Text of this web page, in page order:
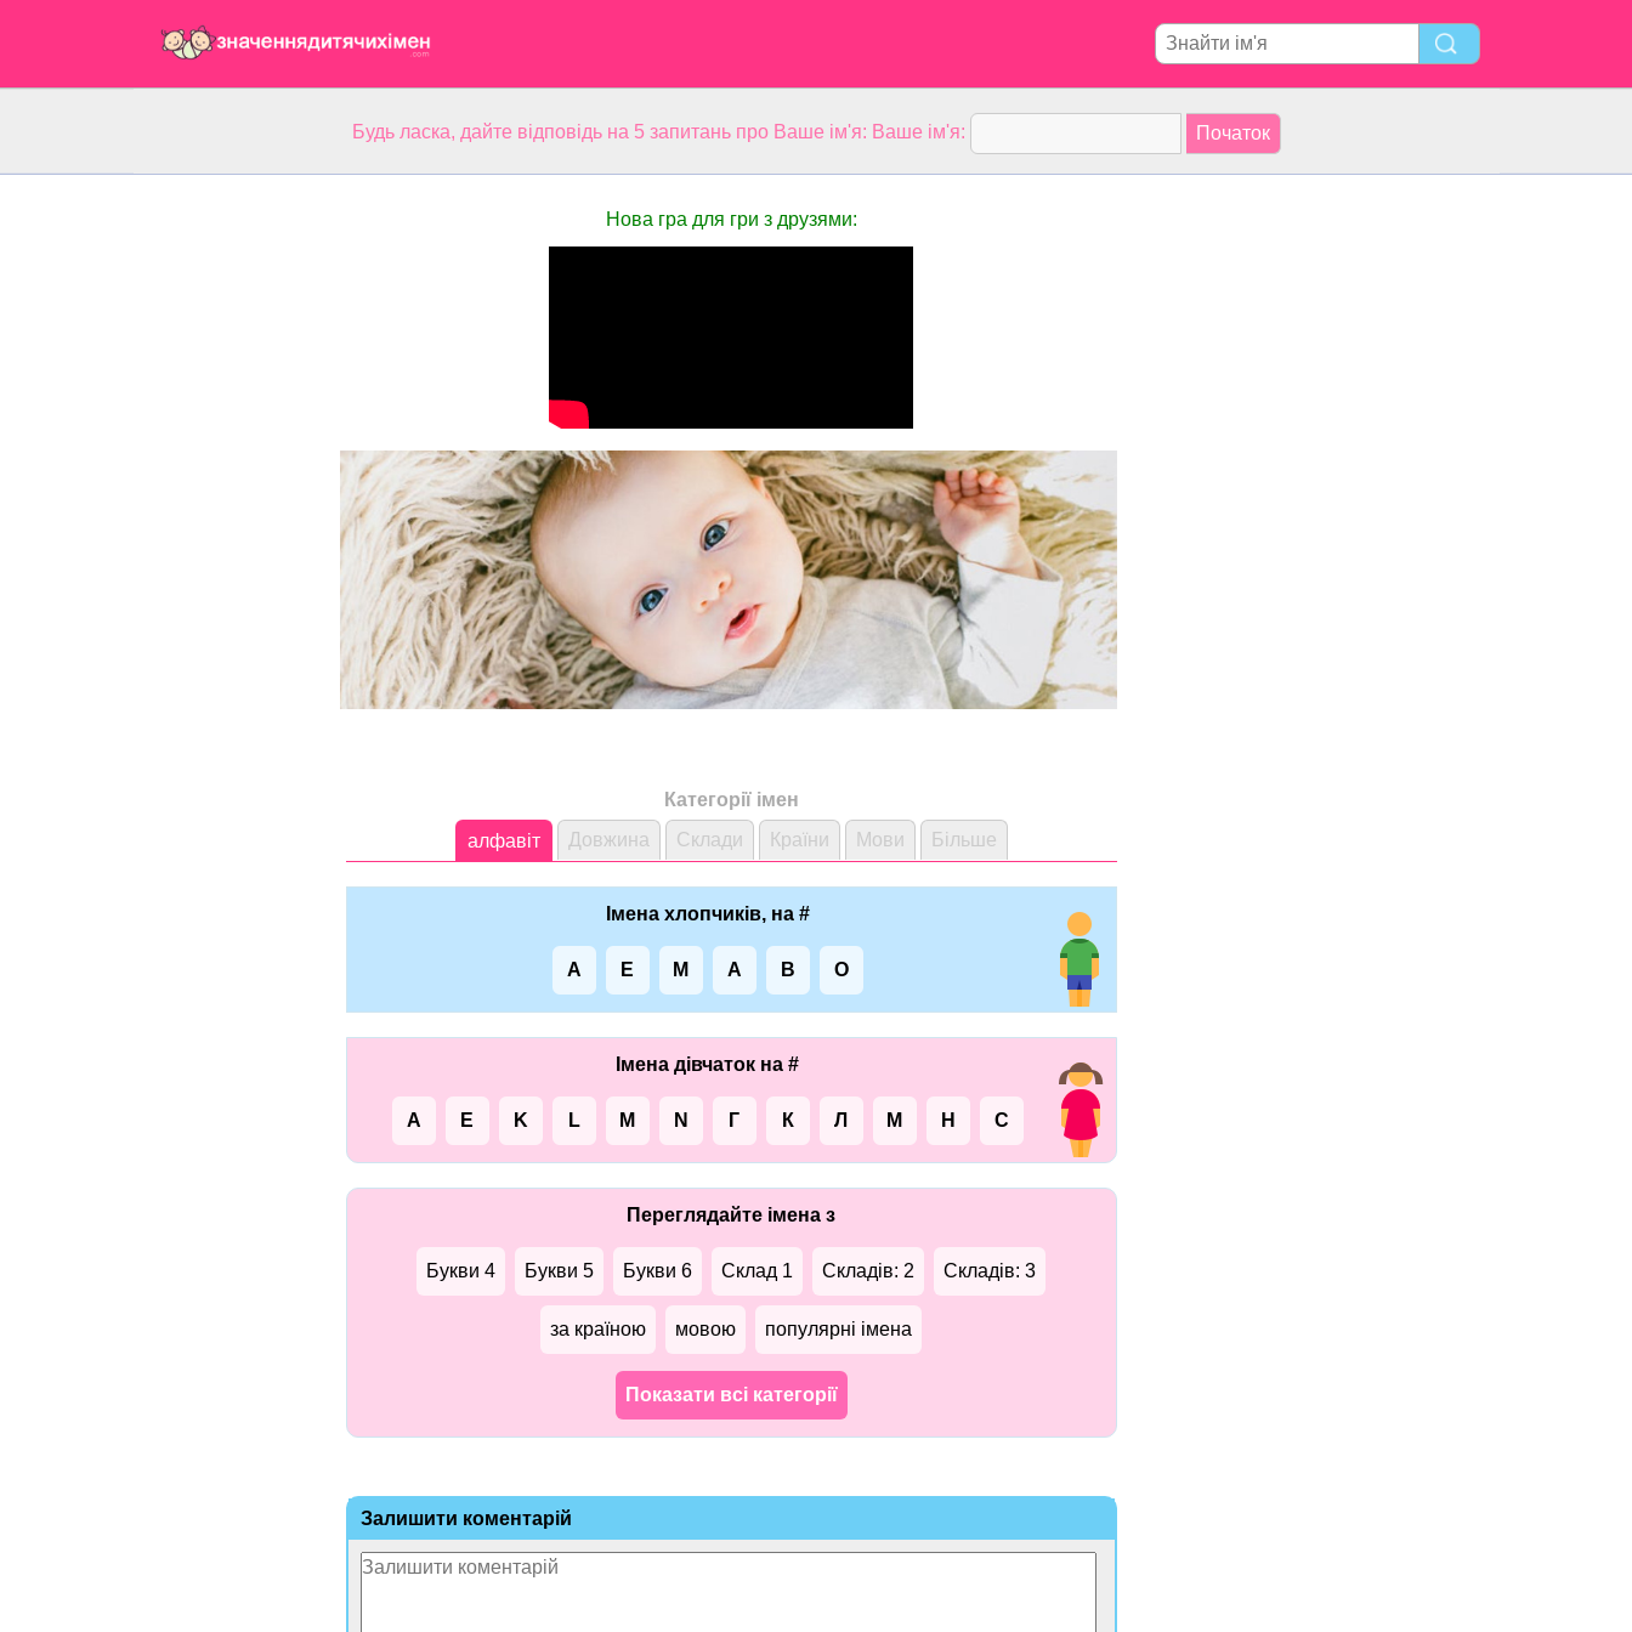
Будь ласка, дайте відповідь на 5 запитань про Ваше ім'я: Ваше ім'я:
Нова гра для гри з друзями:
Категорії імен
алфавіт
Довжина Склади Країни Мови Більше
Імена хлопчиків, на #
A E M А В О
Імена дівчаток на #
A E K L M N Г К Л М Н С
Переглядайте імена з
Букви 4 Букви 5 Букви 6 Склад 1 Складів: 2 Складів: 3
за країною мовою популярні імена
Показати всі категорії
Залишити коментарій